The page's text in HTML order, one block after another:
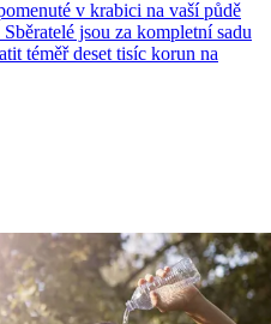
v krabici na vaší půdě
jsou za kompletní sadu
téměř deset tisíc korun na